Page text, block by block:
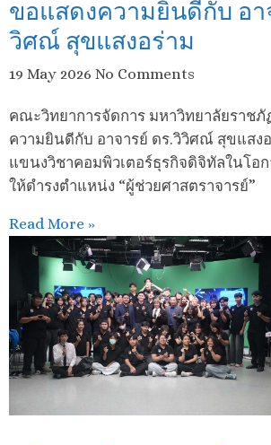
ขอแสดงความยินดีกับ อา
วิศณ์ สุขแสงอร่าม
19 May 2026 No Comments
คณะวิทยาการจัดการ มหาวิทยาลัยราชภั
ความยินดีกับ อาจารย์ ดร.วิวิศณ์ สุขแสง
แขนงวิชาคอมพิวเตอร์ธุรกิจดิจิทัลในโอ
ให้ดำรงตำแหน่ง “ผู้ช่วยศาสตราจารย์”
Read More »